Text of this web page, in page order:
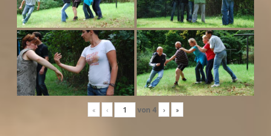
« ‹ von 4 › »